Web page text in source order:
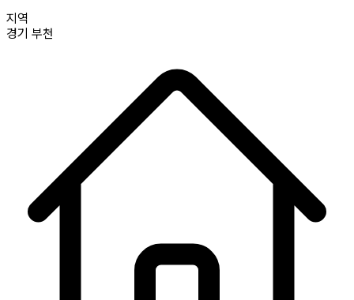
지역
경기 부천